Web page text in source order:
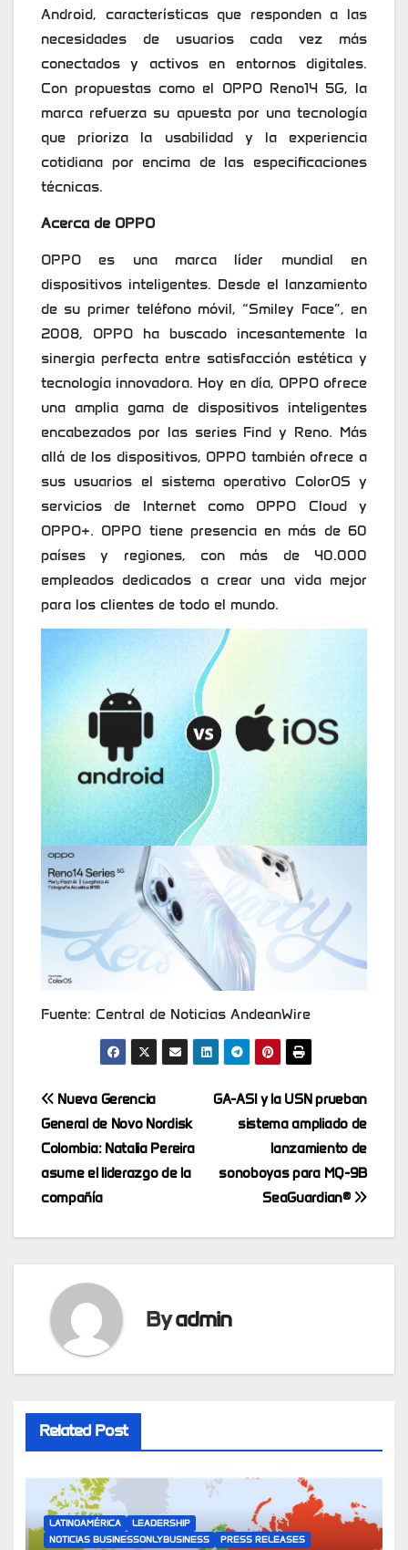
Android, características que responden a las
necesidades de usuarios cada vez más
conectados y activos en entornos digitales.
Con propuestas como el OPPO Reno14 5G, la
marca refuerza su apuesta por una tecnología
que prioriza la usabilidad y la experiencia
cotidiana por encima de las especificaciones
técnicas.
Acerca de OPPO
OPPO es una marca líder mundial en
dispositivos inteligentes. Desde el lanzamiento
de su primer teléfono móvil, “Smiley Face”, en
2008, OPPO ha buscado incesantemente la
sinergia perfecta entre satisfacción estética y
tecnología innovadora. Hoy en día, OPPO ofrece
una amplia gama de dispositivos inteligentes
encabezados por las series Find y Reno. Más
allá de los dispositivos, OPPO también ofrece a
sus usuarios el sistema operativo ColorOS y
servicios de Internet como OPPO Cloud y
OPPO+. OPPO tiene presencia en más de 60
países y regiones, con más de 40.000
empleados dedicados a crear una vida mejor
para los clientes de todo el mundo.
Fuente: Central de Noticias AndeanWire
Post
navigation
GA-ASI y la USN prueban
sistema ampliado de
lanzamiento de
sonoboyas para MQ-9B
SeaGuardian®
Nueva Gerencia
General de Novo Nordisk
Colombia: Natalia Pereira
asume el liderazgo de la
compañía
Byadmin
Related Post
LATINOAMÉRICA
LEADERSHIP
NOTICIAS BUSINESSONLYBUSINESS
PRESS RELEASES